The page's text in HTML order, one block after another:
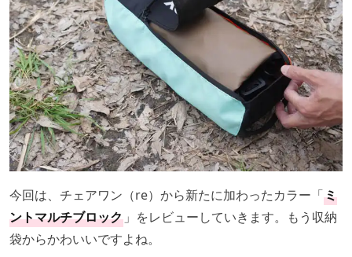
今回は、チェアワン（re）から新たに加わったカラー「ミ
ントマルチブロック 」をレビューしていきます。もう収納
袋からかわいいですよね。